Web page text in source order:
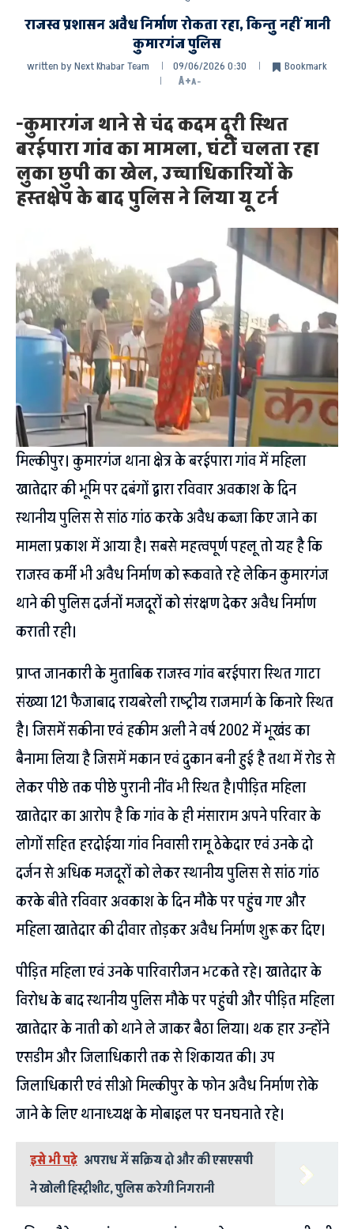
राजस्व प्रशासन अवैध निर्माण रोकता रहा, किन्तु नहीं मानी
कुमारगंज पुलिस
written byNext Khabar Team 09/06/2026 0:30
Bookmark
A+A-
-कुमारगंज थाने से चंद कदम दूरी स्थित
बरईपारा गांव का मामला, घंटों चलता रहा
लुका छुपी का खेल, उच्चाधिकारियों के
हस्तक्षेप के बाद पुलिस ने लिया यू टर्न
मिल्कीपुर। कुमारगंज थाना क्षेत्र के बरईपारा गांव में महिला
खातेदार की भूमि पर दबंगों द्वारा रविवार अवकाश के दिन
स्थानीय पुलिस से सांठ गांठ करके अवैध कब्जा किए जाने का
मामला प्रकाश में आया है। सबसे महत्वपूर्ण पहलू तो यह है कि
राजस्व कर्मी भी अवैध निर्माण को रूकवाते रहे लेकिन कुमारगंज
थाने की पुलिस दर्जनों मजदूरों को संरक्षण देकर अवैध निर्माण
कराती रही।
प्राप्त जानकारी के मुताबिक राजस्व गांव बरईपारा स्थित गाटा
संख्या 121 फैजाबाद रायबरेली राष्ट्रीय राजमार्ग के किनारे स्थित
है। जिसमें सकीना एवं हकीम अली ने वर्ष 2002 में भूखंड का
बैनामा लिया है जिसमें मकान एवं दुकान बनी हुई है तथा में रोड से
लेकर पीछे तक पीछे पुरानी नींव भी स्थित है।पीड़ित महिला
खातेदार का आरोप है कि गांव के ही मंसाराम अपने परिवार के
लोगों सहित हरदोईया गांव निवासी रामू ठेकेदार एवं उनके दो
दर्जन से अधिक मजदूरों को लेकर स्थानीय पुलिस से सांठ गांठ
करके बीते रविवार अवकाश के दिन मौके पर पहुंच गए और
महिला खातेदार की दीवार तोड़कर अवैध निर्माण शुरू कर दिए।
पीड़ित महिला एवं उनके पारिवारीजन भटकते रहे। खातेदार के
विरोध के बाद स्थानीय पुलिस मौके पर पहुंची और पीड़ित महिला
खातेदार के नाती को थाने ले जाकर बैठा लिया। थक हार उन्होंने
एसडीम और जिलाधिकारी तक से शिकायत की। उप
जिलाधिकारी एवं सीओ मिल्कीपुर के फोन अवैध निर्माण रोके
जाने के लिए थानाध्यक्ष के मोबाइल पर घनघनाते रहे।
इसे भी पढ़े अपराध में सक्रिय दो और की एसएसपी
ने खोली हिस्ट्रीशीट, पुलिस करेगी निगरानी